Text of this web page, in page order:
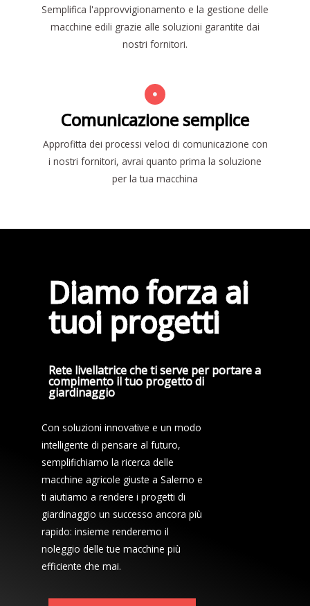
Semplifica l'approvvigionamento e la gestione delle
macchine edili grazie alle soluzioni garantite dai
nostri fornitori.
Comunicazione semplice
Approfitta dei processi veloci di comunicazione con
i nostri fornitori, avrai quanto prima la soluzione
per la tua macchina
Diamo forza ai
tuoi progetti
Rete livellatrice che ti serve per portare a
compimento il tuo progetto di
giardinaggio
Con soluzioni innovative e un modo
intelligente di pensare al futuro,
semplifichiamo la ricerca delle
macchine agricole giuste a Salerno e
ti aiutiamo a rendere i progetti di
giardinaggio un successo ancora più
rapido: insieme renderemo il
noleggio delle tue macchine più
efficiente che mai.